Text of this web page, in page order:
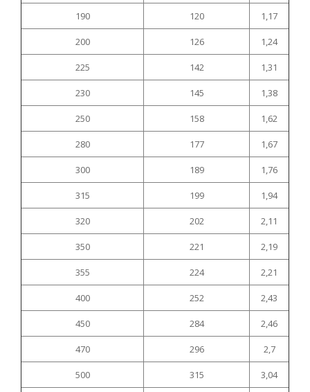
190 120 1,17
200 126 1,24
225 142 1,31
230 145 1,38
250 158 1,62
280 177 1,67
300 189 1,76
315 199 1,94
320 202 2,11
350 221 2,19
355 224 2,21
400 252 2,43
450 284 2,46
470 296 2,7
500 315 3,04